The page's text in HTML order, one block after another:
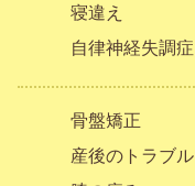
寝違え
自律神経失調症
骨盤矯正
産後のトラブル